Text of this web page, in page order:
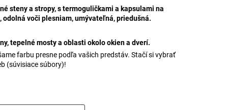
steny a stropy, s termoguličkami a kapsulami na
odolná voči plesniam, umývateľná, priedušná.
tepelné mosty a oblasti okolo okien a dverí.
farbu presne podľa vašich predstáv. Stačí si vybrať
(súvisiace súbory)!